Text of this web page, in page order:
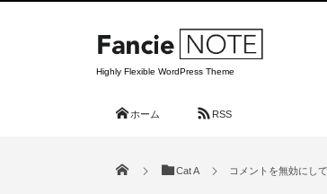
Highly Flexible WordPress Theme
ホーム RSS
Cat A コメントを無効にし